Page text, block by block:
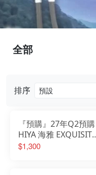
排序
『預購』27年Q2預購
HIYA 海雅 EXQUISITE
BASIC 哥吉拉II怪獸之
$1,300
全部